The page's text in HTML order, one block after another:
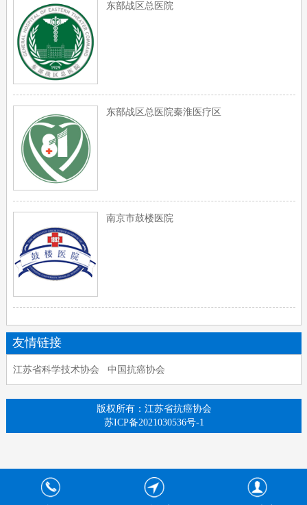
东部战区总医院
东部战区总医院秦淮医疗区
南京市鼓楼医院
友情链接
江苏省科学技术协会 中国抗癌协会
版权所有：江苏省抗癌协会
苏ICP备2021030536号-1